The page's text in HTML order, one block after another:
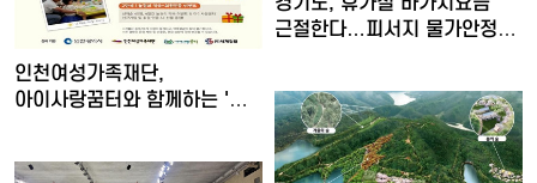
인천여성가족재단,
아이사랑꿈터와 함께하는 '놀
근절한다…피서지 물가안정